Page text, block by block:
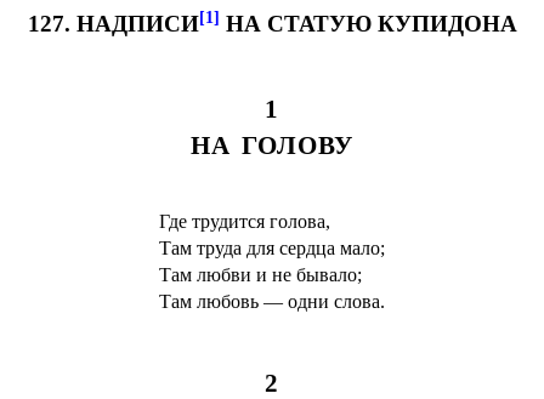
127. НАДПИСИ[1] НА СТАТУЮ КУПИДОНА
1
НА ГОЛОВУ
Где трудится голова,
Там труда для сердца мало;
Там любви и не бывало;
Там любовь — одни слова.
2